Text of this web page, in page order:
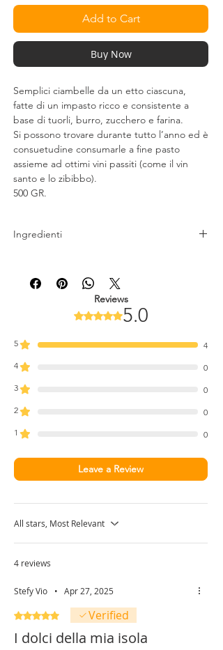
Add to Cart
Buy Now
Semplici ciambelle da un etto ciascuna,
fatte di un impasto ricco e consistente a
base di tuorli, burro, zucchero e farina.
Si possono trovare durante tutto l’anno ed è
consuetudine consumarle a fine pasto
assieme ad ottimi vini passiti (come il vin
santo e lo zibibbo).
500 GR.
Ingredienti
zucchero, tuorlo d’
uovo
(13%), sciroppo di glucosio,
vanillina, aromi.
Reviews
Rated 5 out of 5 stars.
5.0
5
4
4
0
3
0
2
0
1
0
Leave a Review
All stars, Most Relevant
4 reviews
Stefy Vio • Apr 27, 2025
Rated 5 out of 5 stars.
Verified
I dolci della mia isola